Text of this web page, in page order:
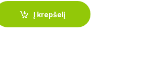
quantity
Į krepšelį